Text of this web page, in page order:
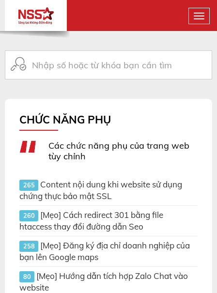
CHỨC NĂNG PHỤ
Các chức năng phụ của trang web
tùy chỉnh
265
Content nội dung khi website sử dụng
chứng thực bảo mật SSL
260
[Mẹo] Cách redirect 301 bằng file
htaccess thay đổi đường dẫn Seo
258
[Mẹo] Đăng ký địa chỉ doanh nghiệp của
bạn lên Google maps
80
[Mẹo] Hướng dẫn tích hợp Zalo Chat vào
website